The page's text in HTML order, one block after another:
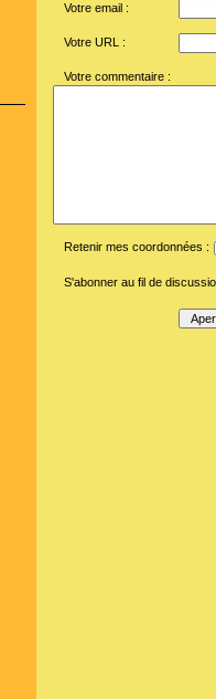
Votre email :
Votre URL :
Votre commentaire :
Retenir mes coordonnées :
S'abonner au fil de